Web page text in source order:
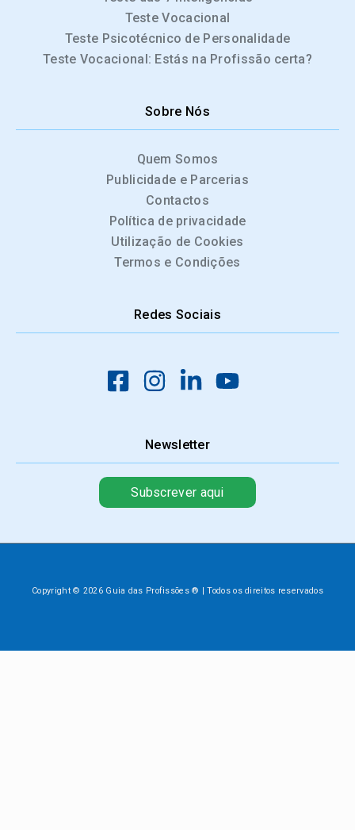
Teste Vocacional
Teste Psicotécnico de Personalidade
Teste Vocacional: Estás na Profissão certa?
Sobre Nós
Quem Somos
Publicidade e Parcerias
Contactos
Política de privacidade
Utilização de Cookies
Termos e Condições
Redes Sociais
Newsletter
Subscrever aqui
Copyright © 2026 Guia das Profissões ® | Todos os direitos reservados